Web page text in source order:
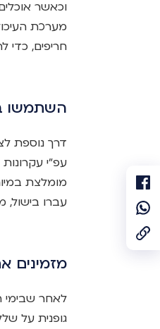
וכאשר
מערכת
חריפים,
השתמשו
דרך נוספת
עפ”י
מומלצת
עברו בישול,
מזמינים
לאחר שבימי
גופנית על